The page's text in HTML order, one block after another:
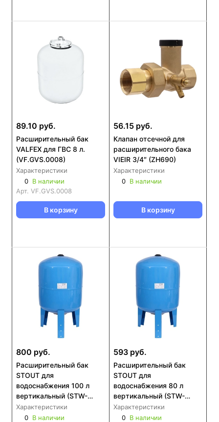
89.10 руб.
Расширительный бак
VALFEX для ГВС 8 л.
(VF.GVS.0008)
Характеристики
0 В наличии
Арт. VF.GVS.0008
В корзину
56.15 руб.
Клапан отсечной для
расширительного бака
VIEIR 3/4″ (ZH690)
Характеристики
0 В наличии
В корзину
800 руб.
Расширительный бак
STOUT для
водоснабжения 100 л
вертикальный (STW-
0002-000100)
Характеристики
0 В наличии
593 руб.
Расширительный бак
STOUT для
водоснабжения 80 л
вертикальный (STW-
0002-000080)
Характеристики
0 В наличии